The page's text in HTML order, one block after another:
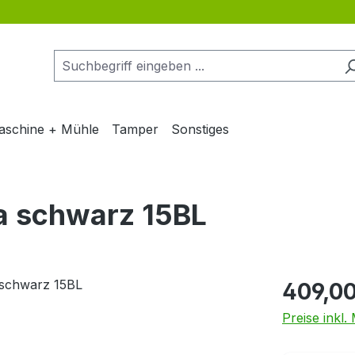
+ Mühle Tamper Sonstiges
schwarz 15BL
Regulärer
Preise inkl.